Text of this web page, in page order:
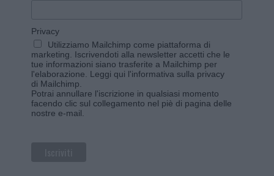
Privacy
Utilizziamo Mailchimp come piattaforma di
marketing. Iscrivendoti alla newsletter accetti che le
tue informazioni siano trasferite a Mailchimp per
l'elaborazione. Leggi qui l'informativa sulla privacy
di Mailchimp
Potrai annullare l'iscrizione in qualsiasi momento
facendo clic sul collegamento nel piè di pagina delle
nostre e-mail.